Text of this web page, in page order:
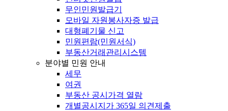
무인민원발급기
모바일 자원봉사자증 발급
대형폐기물 신고
민원편람(민원서식)
부동산거래관리시스템
분야별 민원 안내
세무
여권
부동산 공시가격 열람
개별공시지가 365일 의견제출